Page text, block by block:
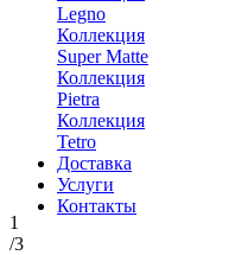
Legno
Коллекция
Super Matte
Коллекция
Pietra
Коллекция
Tetro
Доставка
Услуги
Контакты
1
/3